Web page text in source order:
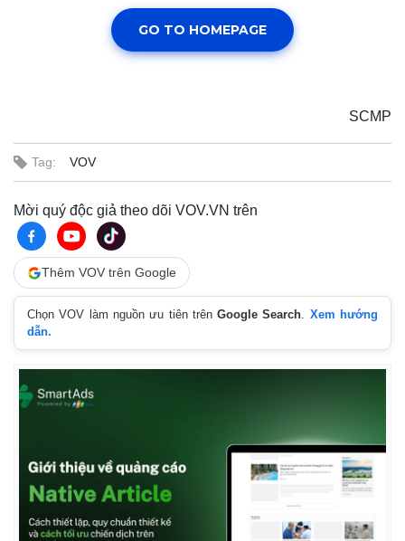
SCMP
Tag: VOV
Mời quý độc giả theo dõi VOV.VN trên
Thêm VOV trên Google
Chọn VOV làm nguồn ưu tiên trênGoogle Search. Xem hướng
dẫn.